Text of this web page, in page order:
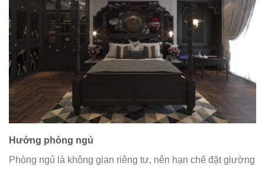
Hướng phòng ngủ
Phòng ngủ là không gian riêng tư, nên hạn chế đặt giường